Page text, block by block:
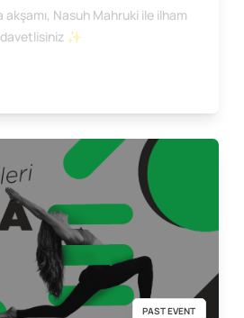
Nasuh Mahruki ile ilham
✨
PAST EVENT